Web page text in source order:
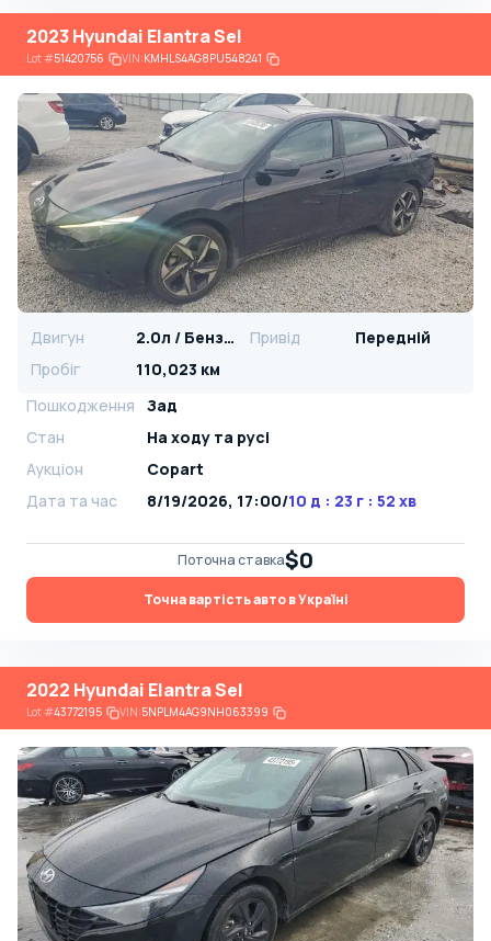
2023 Hyundai Elantra Sel
Lot#51420756 VIN:KMHLS4AG8PU548241
Двигун 2.0л / Бензин Привід
Передній
Пробіг
110,023 км
Пошкодження
Зад
Стан
На ​​ходу та русі
Аукціон
Copart
Дата та час
8/19/2026, 17:00/10 д : 23 г : 52 хв
Поточна ставка$0
Точна вартість авто в Україні
2022 Hyundai Elantra Sel
Lot#43772195 VIN:5NPLM4AG9NH063399